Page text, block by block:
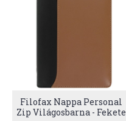
Filofax Nappa Personal
Zip Világosbarna - Fekete